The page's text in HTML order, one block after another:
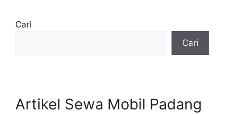
Cari
Cari
Artikel Sewa Mobil Padang